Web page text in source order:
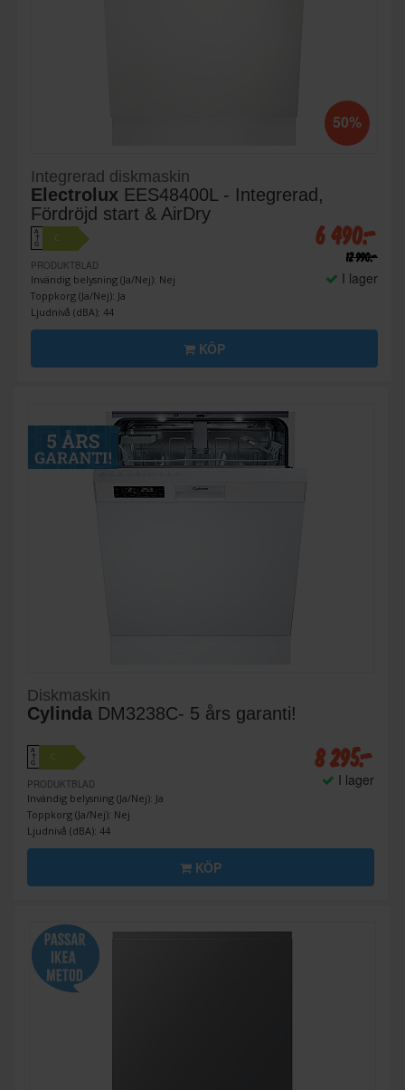
50%
Integrerad diskmaskin
Electrolux EES48400L - Integrerad,
Fördröjd start & AirDry
A
↑
G
C
PRODUKTBLAD
Invändig belysning (Ja/Nej): Nej
Toppkorg (Ja/Nej): Ja
Ljudnivå (dBA): 44
6 490:-
12 990:-
I lager
KÖP
Diskmaskin
Cylinda DM3238C- 5 års garanti!
A
↑
G
C
PRODUKTBLAD
Invändig belysning (Ja/Nej): Ja
Toppkorg (Ja/Nej): Nej
Ljudnivå (dBA): 44
8 295:-
I lager
KÖP